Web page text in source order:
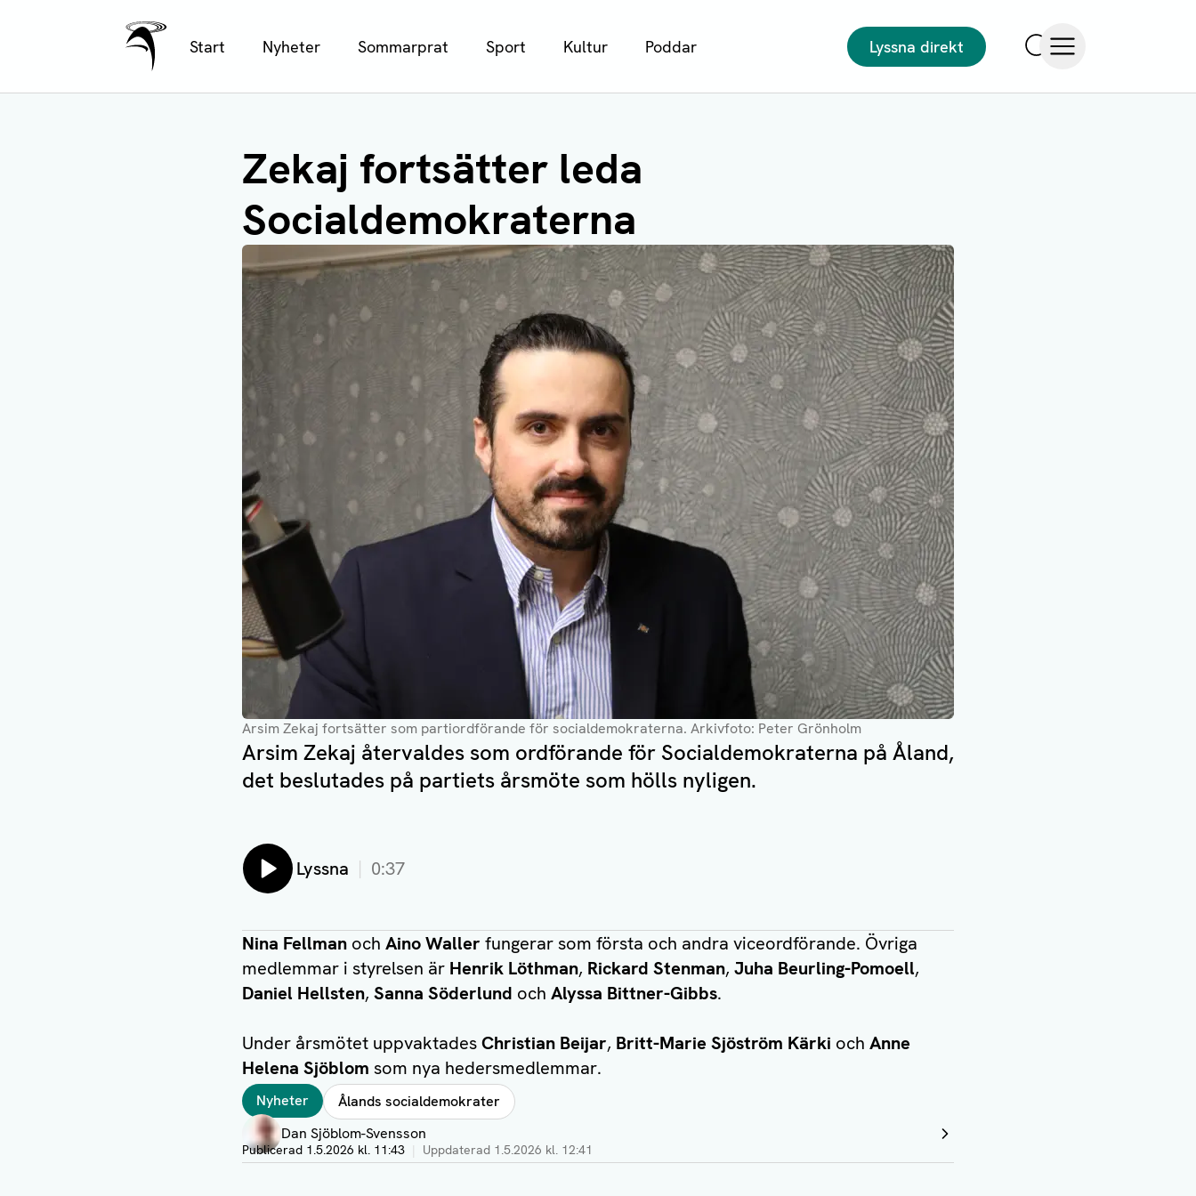
Ålands Radio & TV
Start Nyheter Sommarprat Sport Kultur Poddar
Lyssna direkt
Zekaj fortsätter leda
Socialdemokraterna
Arsim Zekaj fortsätter som partiordförande för socialdemokraterna. Arkivfoto: Peter Grönholm
Arsim Zekaj återvaldes som ordförande för Socialdemokraterna på Åland,
det beslutades på partiets årsmöte som hölls nyligen.
Lyssna 0:37
Nina Fellman och Aino Waller fungerar som första och andra viceordförande. Övriga
medlemmar i styrelsen är Henrik Löthman, Rickard Stenman, Juha Beurling-Pomoell,
Daniel Hellsten, Sanna Söderlund och Alyssa Bittner-Gibbs.
Under årsmötet uppvaktadesChristian Beijar, Britt-Marie Sjöström Kärki och Anne
Helena Sjöblom som nya hedersmedlemmar.
TaggarNyheter Ålands socialdemokrater
Författare
Dan Sjöblom-Svensson
Visa profil
Publicerad 1.5.2026 kl. 11:43 Uppdaterad 1.5.2026 kl. 12:41